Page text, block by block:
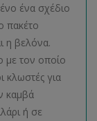
ένα σχέδιο
πακέτο
η βελόνα.
με τον οποίο
κλωστές για
καμβά
ή σε